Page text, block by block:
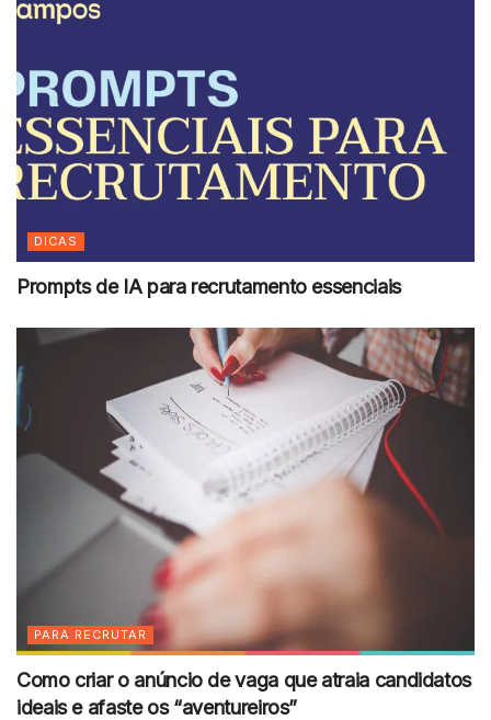
DICAS
Prompts de IA para recrutamento essenciais
PARA RECRUTAR
Como criar o anúncio de vaga que atraia candidatos
ideais e afaste os “aventureiros”